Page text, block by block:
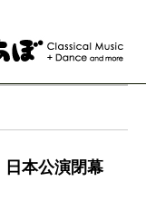
日本公演閉幕